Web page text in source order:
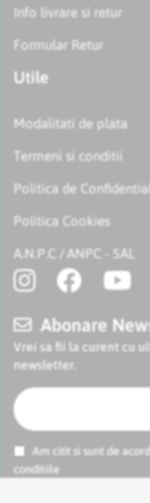
Info livrare si retur
Formular Retur
Utile
Modalitati de plata
Termeni si conditii
Politica de
Politica Cookies
A.N.P.C / ANPC - SAL
Abonare
Vrei sa fii la curent cu
newsletter.
Am citit si sunt de
conditiile